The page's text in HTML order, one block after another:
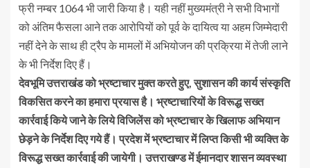
फ्री नम्बर 1064 भी जारी किया है। यही नहीं मुख्यमंत्री ने सभी विभागों
को अंतिम फैसला आने तक आरोपियों को पूर्व के दायित्व या अहम जिम्मेदारी
नहीं देने के साथ ही ट्रैप के मामलों में अभियोजन की प्रक्रिया में तेजी लाने
के भी निर्देश दिए हैं।
देवभूमि उत्तराखंड को भ्रष्टाचार मुक्त करते हुए, सुशासन की कार्य संस्कृति
विकसित करने का हमारा प्रयास है। भ्रष्टाचारियों के विरूद्ध सख्त
कार्रवाई किये जाने के लिये विजिलेंस को भ्रष्टाचार के खिलाफ अभियान
छेड़ने के निर्देश दिए गये हैं। प्रदेश में भ्रष्टाचार में लिप्त किसी भी व्यक्ति के
विरूद्ध सख्त कार्रवाई की जायेगी। उत्तराखण्ड में ईमानदार शासन व्यवस्था